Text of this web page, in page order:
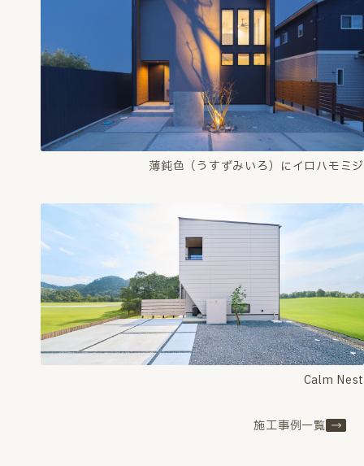
薄鈍色（うすずみいろ）にイロハモミジ
Calm Nest
施工事例一覧